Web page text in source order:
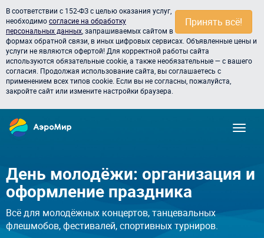
Принять всё!
В соответствии с 152-ФЗ с целью оказания услуг,
необходимосогласие на обработку
персональных данных , запрашиваемых сайтом в
формах обратной связи, в иных цифровых сервисах. Объявленные цены и
услуги не являются офертой! Для корректной работы сайта
используются обязательные cookie, а также необязательные — с вашего
согласия. Продолжая использование сайта, вы соглашаетесь с
применением всех типов cookie. Если вы не согласны, пожалуйста,
закройте сайт или измените настройки браузера.
День молодёжи: организация и
оформление праздника
Всё для молодёжных концертов, танцевальных
флешмобов, фестивалей, спортивных турниров.